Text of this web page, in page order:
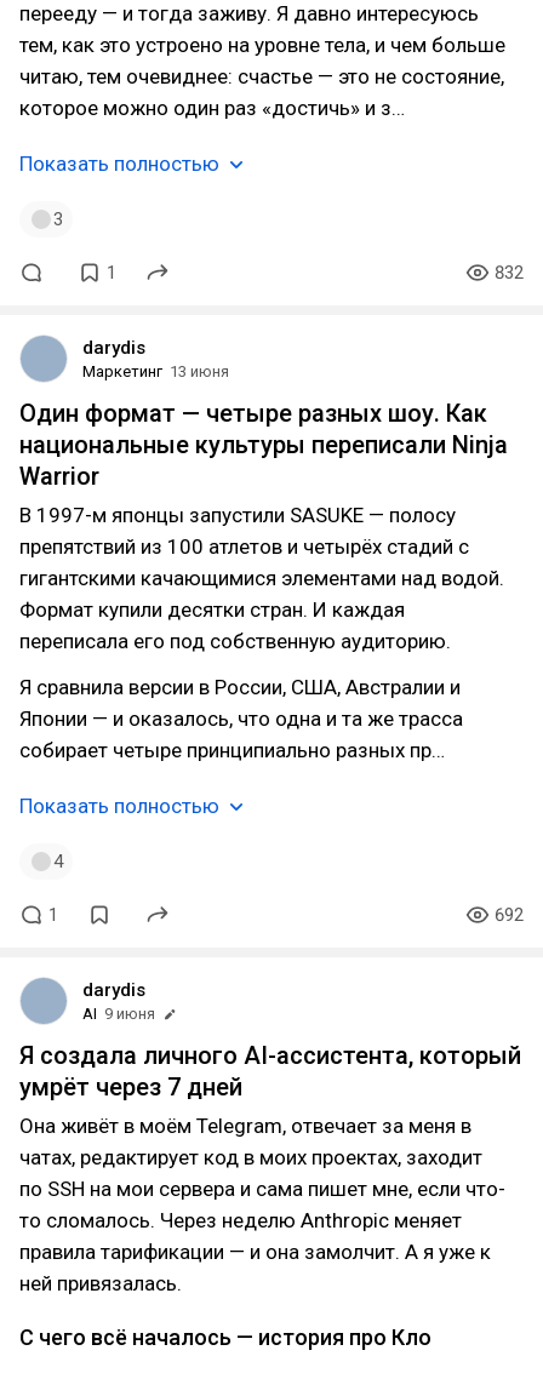
перееду — и тогда заживу. Я давно интересуюсь
тем, как это устроено на уровне тела, и чем больше
читаю, тем очевиднее: счастье — это не состояние,
которое можно один раз «достичь» и з…
Показать полностью
3
1 832
darydis
Маркетинг 13 июня
Один формат — четыре разных шоу. Как
национальные культуры переписали Ninja
Warrior
В 1997-м японцы запустили SASUKE — полосу
препятствий из 100 атлетов и четырёх стадий с
гигантскими качающимися элементами над водой.
Формат купили десятки стран. И каждая
переписала его под собственную аудиторию.
Я сравнила версии в России, США, Австралии и
Японии — и оказалось, что одна и та же трасса
собирает четыре принципиально разных пр…
Показать полностью
4
1 692
darydis
AI 9 июня
Я создала личного AI-ассистента, который
умрёт через 7 дней
Она живёт в моём Telegram, отвечает за меня в
чатах, редактирует код в моих проектах, заходит
по SSH на мои сервера и сама пишет мне, если что-
то сломалось. Через неделю Anthropic меняет
правила тарификации — и она замолчит. А я уже к
ней привязалась.
С чего всё началось — история про Кло